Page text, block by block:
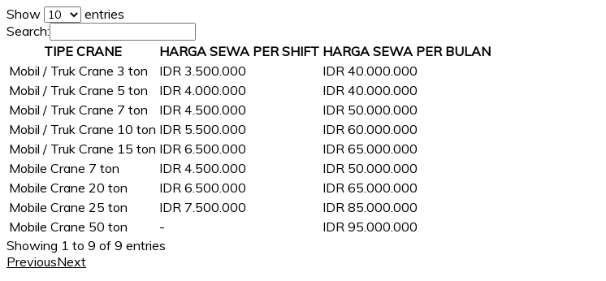
Show
entries
Search:
TIPE CRANE
HARGA SEWA PER SHIFT HARGA SEWA PER BULAN
Mobil / Truk Crane 3 ton
IDR 3.500.000
IDR 40.000.000
Mobil / Truk Crane 5 ton
IDR 4.000.000
IDR 40.000.000
Mobil / Truk Crane 7 ton
IDR 4.500.000
IDR 50.000.000
Mobil / Truk Crane 10 ton IDR 5.500.000
IDR 60.000.000
Mobil / Truk Crane 15 ton IDR 6.500.000
IDR 65.000.000
Mobile Crane 7 ton
IDR 4.500.000
IDR 50.000.000
Mobile Crane 20 ton
IDR 6.500.000
IDR 65.000.000
Mobile Crane 25 ton
IDR 7.500.000
IDR 85.000.000
Mobile Crane 50 ton
-
IDR 95.000.000
Showing 1 to 9 of 9 entries
PreviousNext